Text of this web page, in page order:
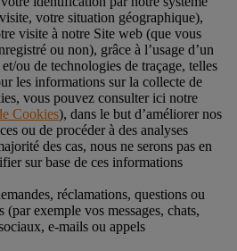
votre situation géographique),
visite à notre Site web (que vous
ou non), grâce à l’usage d’un
ou de technologies de traçage, telles
les informations sur la collecte de
vous pouvez consulter ici notre
Cookies), dans le but d’améliorer nos
ou de procéder à des analyses
des cas, nous ne serons pas en
sur base de ces informations
réclamations, questions ou
(par exemple vos messages, chats,
e-mails ou appels